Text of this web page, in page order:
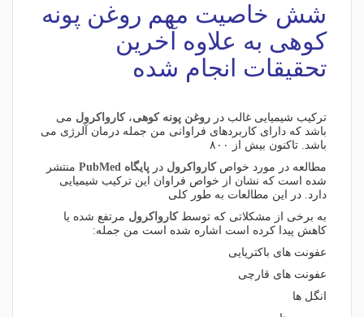
شش خاصیت مهم روغن پونه
کوهی به علاوه آخرین
تحقیقات انجام شده
ترکیب شیمیایی غالب در روغن پونه کوهی،کارواکرول می
باشد که دارای کاربردهای فراوانی من جمله درمان آلرژی می
باشد. تاکنون بیش از ۸۰۰
مطالعه در مورد خواصکارواکرول در پایگاه PubMed
منتشر
شده است که نشان از خواص فراوان این ترکیب شیمیایی
دارد. در این مطالعات به طور کلی
به برخی از مشکلاتی که توسطکارواکرول مرتفع شده یا
کاهش پیدا کرده است اشاره شده است من جمله:
عفونت های باکتریایی
عفونت های قارچی
انگل ها